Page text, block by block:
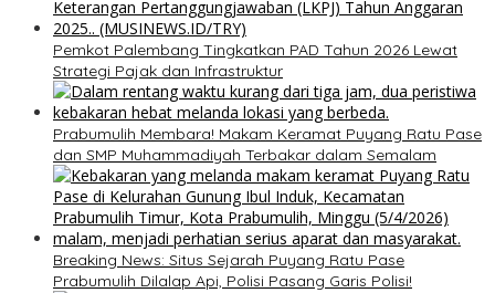
Pemkot Palembang Tingkatkan PAD Tahun 2026 Lewat
Strategi Pajak dan Infrastruktur
Prabumulih Membara! Makam Keramat Puyang Ratu Pase
dan SMP Muhammadiyah Terbakar dalam Semalam
Breaking News: Situs Sejarah Puyang Ratu Pase
Prabumulih Dilalap Api, Polisi Pasang Garis Polisi!